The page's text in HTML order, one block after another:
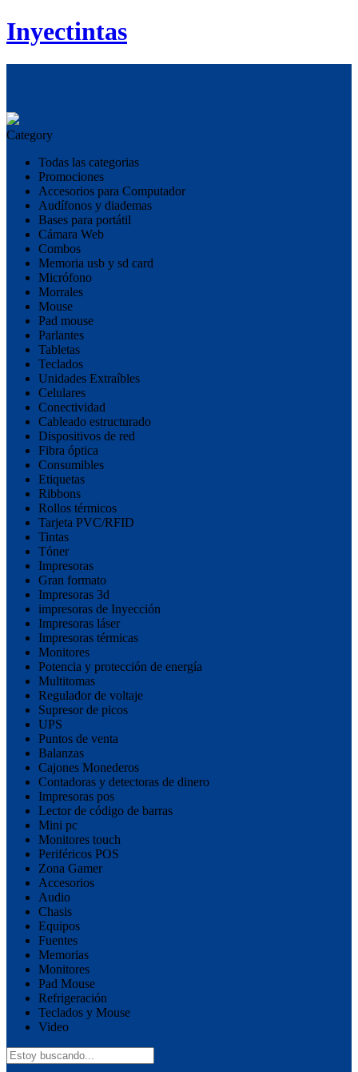
Inyectintas
Category
Todas las categorias
Promociones
Accesorios para Computador
Audífonos y diademas
Bases para portátil
Cámara Web
Combos
Memoria usb y sd card
Micrófono
Morrales
Mouse
Pad mouse
Parlantes
Tabletas
Teclados
Unidades Extraíbles
Celulares
Conectividad
Cableado estructurado
Dispositivos de red
Fibra óptica
Consumibles
Etiquetas
Ribbons
Rollos térmicos
Tarjeta PVC/RFID
Tintas
Tóner
Impresoras
Gran formato
Impresoras 3d
impresoras de Inyección
Impresoras láser
Impresoras térmicas
Monitores
Potencia y protección de energía
Multitomas
Regulador de voltaje
Supresor de picos
UPS
Puntos de venta
Balanzas
Cajones Monederos
Contadoras y detectoras de dinero
Impresoras pos
Lector de código de barras
Mini pc
Monitores touch
Periféricos POS
Zona Gamer
Accesorios
Audio
Chasis
Equipos
Fuentes
Memorias
Monitores
Pad Mouse
Refrigeración
Teclados y Mouse
Video